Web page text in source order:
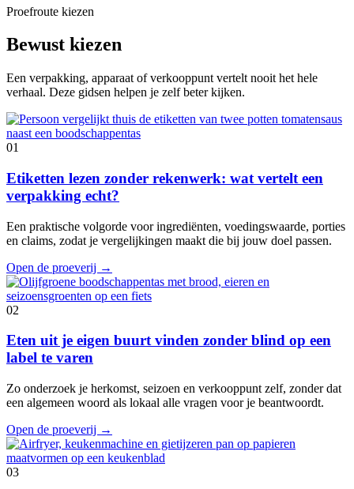
Proefroute kiezen
Bewust kiezen
Een verpakking, apparaat of verkooppunt vertelt nooit het hele
verhaal. Deze gidsen helpen je zelf beter kijken.
01
Etiketten lezen zonder rekenwerk: wat vertelt een
verpakking echt?
Een praktische volgorde voor ingrediënten, voedingswaarde, porties
en claims, zodat je vergelijkingen maakt die bij jouw doel passen.
Open de proeverij →
02
Eten uit je eigen buurt vinden zonder blind op een
label te varen
Zo onderzoek je herkomst, seizoen en verkooppunt zelf, zonder dat
een algemeen woord als lokaal alle vragen voor je beantwoordt.
Open de proeverij →
03